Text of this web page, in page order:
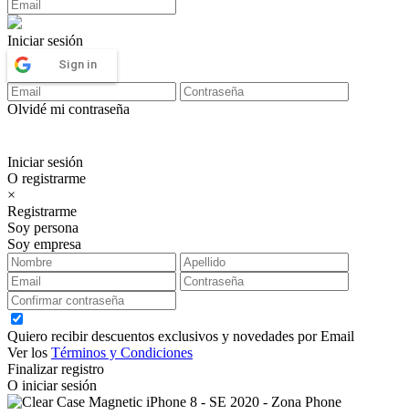
Iniciar sesión
Sign in
Olvidé mi contraseña
Iniciar sesión
O registrarme
×
Registrarme
Soy persona
Soy empresa
Quiero recibir descuentos exclusivos y novedades por Email
Ver los Términos y Condiciones
Finalizar registro
O iniciar sesión